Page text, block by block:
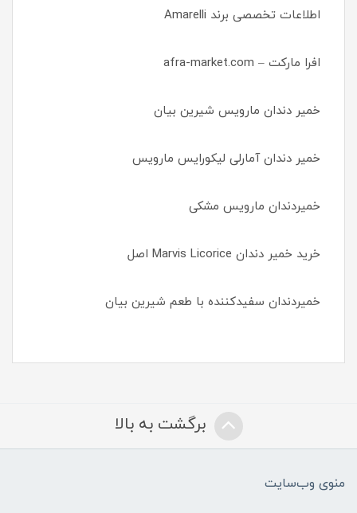
اطلاعات تخصصی برند Amarelli
افرا مارکت – afra-market.com
خمیر دندان مارویس شیرین بیان
خمیر دندان آمارلی لیکورایس مارویس
خمیردندان مارویس مشکی
خرید خمیر دندان Marvis Licorice اصل
خمیردندان سفیدکننده با طعم شیرین بیان
برگشت به بالا
منوی وب‌سایت